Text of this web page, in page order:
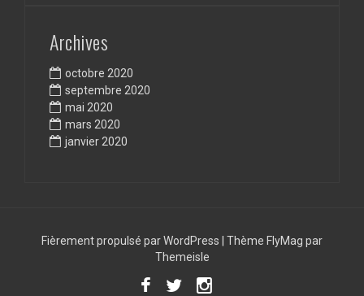
Archives
octobre 2020
septembre 2020
mai 2020
mars 2020
janvier 2020
Fièrement propulsé par WordPress Thème FlyMag par
Themeisle
Facebook
Twitter